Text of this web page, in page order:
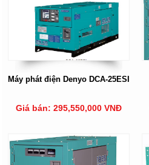
Máy phát điện Denyo DCA-25ESI
Giá bán: 295,550,000 VNĐ